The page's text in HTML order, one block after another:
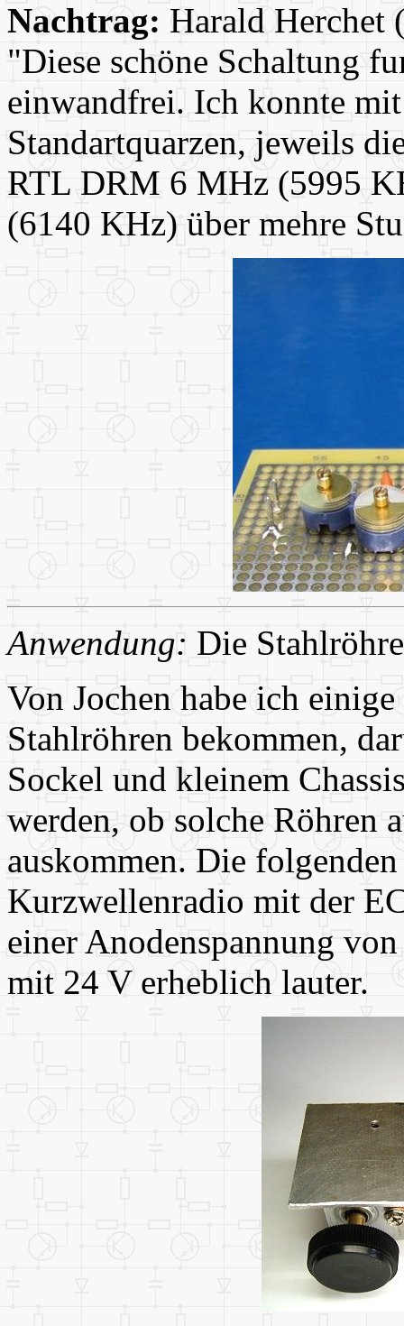
Nachtrag: Harald Herchet
"Diese schöne Schaltung
einwandfrei. Ich konnte
Standartquarzen, jeweils
RTL DRM 6 MHz (5995
(6140 KHz) über mehre
Anwendung: Die
Von Jochen habe ich
Stahlröhren bekommen,
Sockel und kleinem
werden, ob solche Röhren
auskommen. Die
Kurzwellenradio mit der
einer Anodenspannung
mit 24 V erheblich lauter.